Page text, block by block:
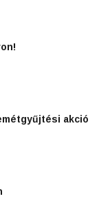
akció